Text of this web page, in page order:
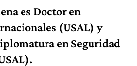
es Doctor en
(USAL) y
en Seguridad